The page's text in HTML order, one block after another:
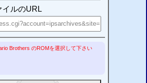
イルのURL
Brothers のROMを選択して下さい